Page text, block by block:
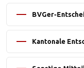
BVGer-
Kantonale